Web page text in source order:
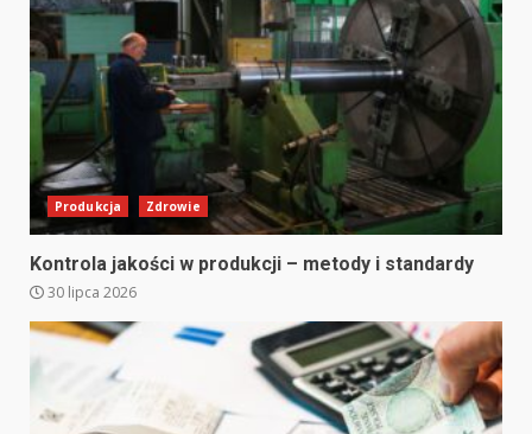
Produkcja Zdrowie
Kontrola jakości w produkcji – metody i standardy
30 lipca 2026